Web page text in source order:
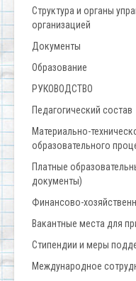
Структура и органы
организацией
Документы
Образование
РУКОВОДСТВО
Педагогический состав
Материально-
образовательного
Платные
документы)
Финансово-
Вакантные места для
Стипендии и меры
Международное